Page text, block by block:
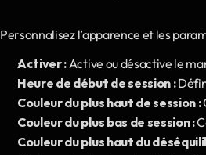
Personnalisez l’apparence et les
Activer : Active ou désactive le
Heure de début de session :
Couleur du plus haut de session :
Couleur du plus bas de session :
Couleur du plus haut du